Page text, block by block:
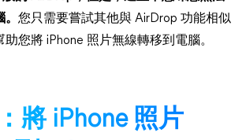
您只需要嘗試其他與 AirDrop 功能相似
您將 iPhone 照片無線轉移到電腦。
將 iPhone 照片